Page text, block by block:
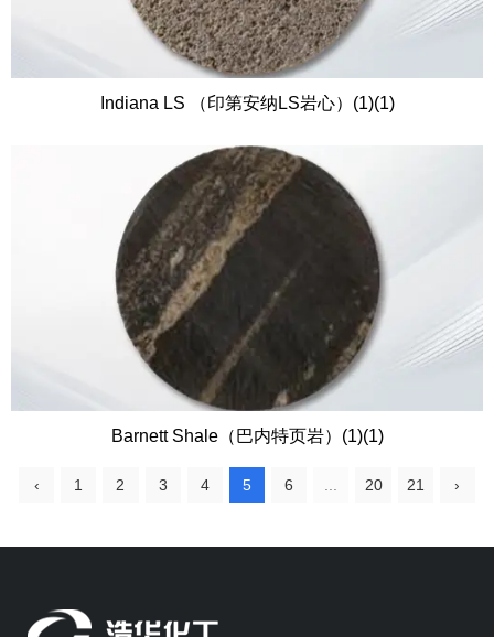
Indiana LS （印第安纳LS岩心）(1)(1)
Barnett Shale（巴内特页岩）(1)(1)
‹ 1 2 3 4 5 6 20 21 ›